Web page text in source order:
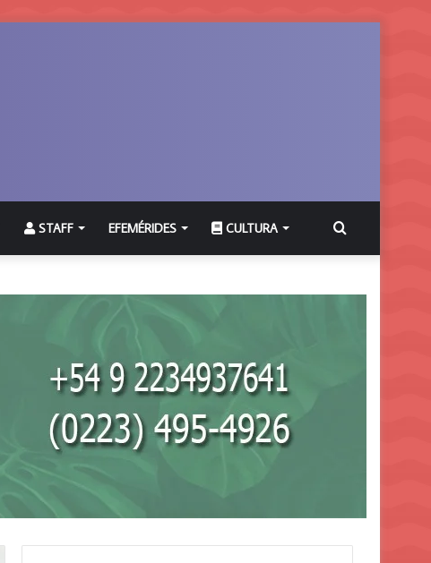
STAFF EFEMÉRIDES CULTURA Buscar